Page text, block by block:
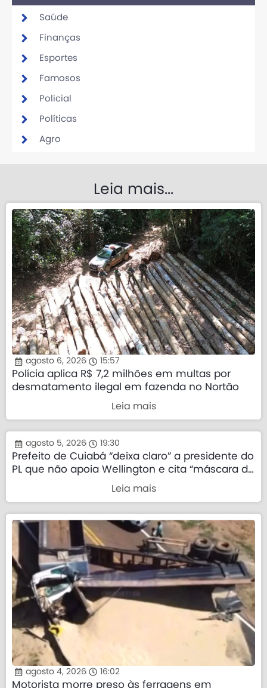
Saúde
Finanças
Esportes
Famosos
Policial
Políticas
Agro
Leia mais...
agosto 6, 2026 15:57
Polícia aplica R$ 7,2 milhões em multas por
desmatamento ilegal em fazenda no Nortão
Leia mais
agosto 5, 2026 19:30
Prefeito de Cuiabá “deixa claro” a presidente do
PL que não apoia Wellington e cita “máscara da
Leia mais
agosto 4, 2026 16:02
Motorista morre preso às ferragens em